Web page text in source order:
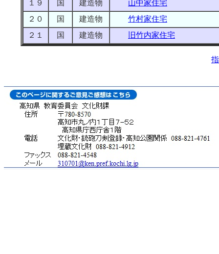
１９
国 建造物
山中家住宅
２０
国 建造物
竹村家住宅
２１
国 建造物 旧竹内家住宅